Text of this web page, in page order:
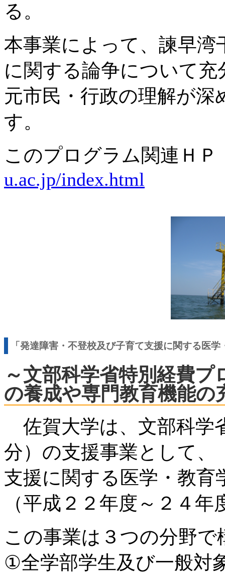
る。
本事業によって、諫早湾
に関する論争について
元市民・行政の理解が
す。
このプログラム関連Ｈ
u.ac.jp/index.html
「発達障害・不登校及び子育て支援に関する医
～文部科学省特別経費
の養成や専門教育機能の
佐賀大学は、文部科学
分）の支援事業として、
支援に関する医学・教
（平成２２年度～２４
この事業は３つの分野
①全学部学生及び一般対